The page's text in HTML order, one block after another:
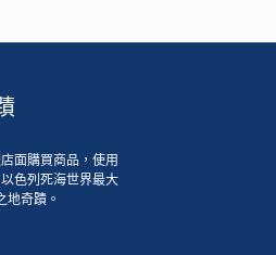
面購買商品，使用
色列死海世界最大
地奇蹟。